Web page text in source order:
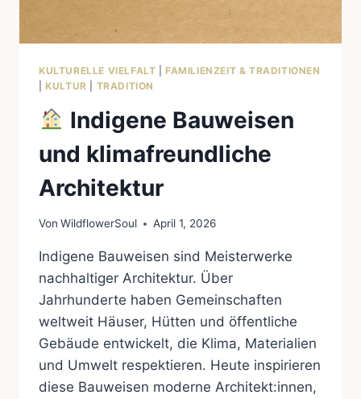
KULTURELLE VIELFALT |FAMILIENZEIT & TRADITIONEN
|KULTUR TRADITION
Indigene Bauweisen
und klimafreundliche
Architektur
Von WildflowerSoul April 1, 2026
Indigene Bauweisen sind Meisterwerke
nachhaltiger Architektur. Über
Jahrhunderte haben Gemeinschaften
weltweit Häuser, Hütten und öffentliche
Gebäude entwickelt, die Klima, Materialien
und Umwelt respektieren. Heute inspirieren
diese Bauweisen moderne Architekt:innen,